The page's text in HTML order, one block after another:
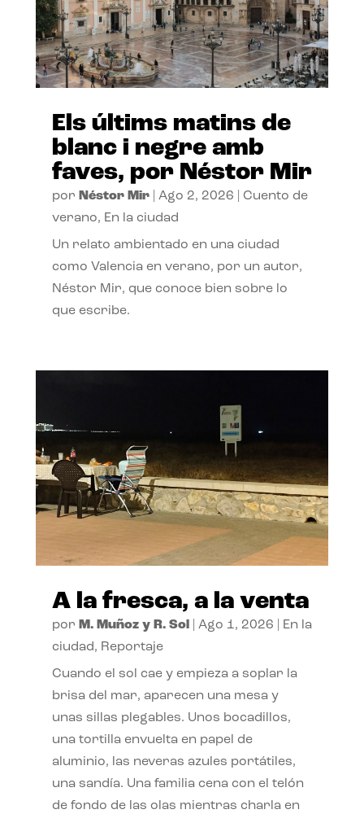
Els últims matins de
blanc i negre amb
faves, por Néstor Mir
por Néstor Mir| Ago 2, 2026
Cuento de
verano, En la ciudad
Un relato ambientado en una ciudad
como Valencia en verano, por un autor,
Néstor Mir, que conoce bien sobre lo
que escribe.
A la fresca, a la venta
por M. Muñoz y R. Sol| Ago 1, 2026
En la
ciudad, Reportaje
Cuando el sol cae y empieza a soplar la
brisa del mar, aparecen una mesa y
unas sillas plegables. Unos bocadillos,
una tortilla envuelta en papel de
aluminio, las neveras azules portátiles,
una sandía. Una familia cena con el telón
de fondo de las olas mientras charla en